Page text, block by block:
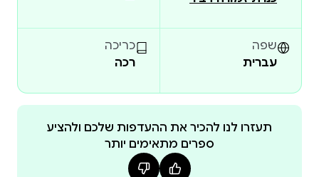
שפה
עברית
כריכה
רכה
תעזרו לנו להכיר את ההעדפות שלכם ולהציע
ספרים מתאימים יותר